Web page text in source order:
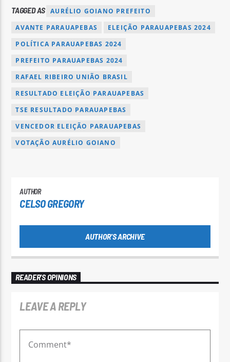
TAGGED AS AURÉLIO GOIANO PREFEITO
AVANTE PARAUAPEBAS
ELEIÇÃO PARAUAPEBAS 2024
POLÍTICA PARAUAPEBAS 2024
PREFEITO PARAUAPEBAS 2024
RAFAEL RIBEIRO UNIÃO BRASIL
RESULTADO ELEIÇÃO PARAUAPEBAS
TSE RESULTADO PARAUAPEBAS
VENCEDOR ELEIÇÃO PARAUAPEBAS
VOTAÇÃO AURÉLIO GOIANO
AUTHOR
CELSO GREGORY
AUTHOR'S ARCHIVE
READER'S OPINIONS
LEAVE A REPLY